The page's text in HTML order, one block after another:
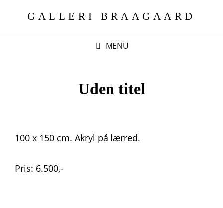
GALLERI BRAAGAARD
MENU
Uden titel
100 x 150 cm. Akryl på lærred.
Pris: 6.500,-